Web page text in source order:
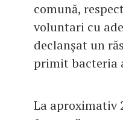
comună,
voluntari cu
declanșat un
primit bacteria
La aproximativ